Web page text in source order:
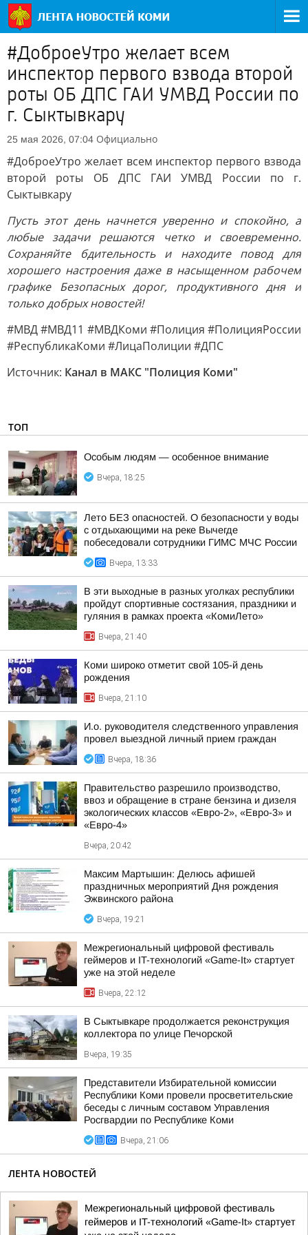
#ДоброеУтро желает всем
инспектор первого взвода второй
роты ОБ ДПС ГАИ УМВД России по
г. Сыктывкару
25 мая 2026, 07:04 Официально
#ДоброеУтро желает всем инспектор первого взвода
второй роты ОБ ДПС ГАИ УМВД России по г.
Сыктывкару
Пусть этот день начнется уверенно и спокойно, а
любые задачи решаются четко и своевременно.
Сохраняйте бдительность и находите повод для
хорошего настроения даже в насыщенном рабочем
графике Безопасных дорог, продуктивного дня и
только добрых новостей!
#МВД #МВД11 #МВДКоми #Полиция #ПолицияРоссии
#РеспубликаКоми #ЛицаПолиции #ДПС
Источник: Канал в МАКС "Полиция Коми"
ТОП
Особым людям — особенное внимание
Вчера, 18:25
Лето БЕЗ опасностей. О безопасности у воды
с отдыхающими на реке Вычегде
побеседовали сотрудники ГИМС МЧС России
Вчера, 13:33
В эти выходные в разных уголках республики
пройдут спортивные состязания, праздники и
гуляния в рамках проекта «КомиЛето»
Вчера, 21:40
Коми широко отметит свой 105-й день
рождения
Вчера, 21:10
И.о. руководителя следственного управления
провел выездной личный прием граждан
Вчера, 18:36
Правительство разрешило производство,
ввоз и обращение в стране бензина и дизеля
экологических классов «Евро-2», «Евро-3» и
«Евро-4»
Вчера, 20:42
Максим Мартышин: Делюсь афишей
праздничных мероприятий Дня рождения
Эжвинского района
Вчера, 19:21
Межрегиональный цифровой фестиваль
геймеров и IT-технологий «Game-It» стартует
уже на этой неделе
Вчера, 22:12
В Сыктывкаре продолжается реконструкция
коллектора по улице Печорской
Вчера, 19:35
Представители Избирательной комиссии
Республики Коми провели просветительские
беседы с личным составом Управления
Росгвардии по Республике Коми
Вчера, 21:06
ЛЕНТА НОВОСТЕЙ
Межрегиональный цифровой фестиваль
геймеров и IT-технологий «Game-It» стартует